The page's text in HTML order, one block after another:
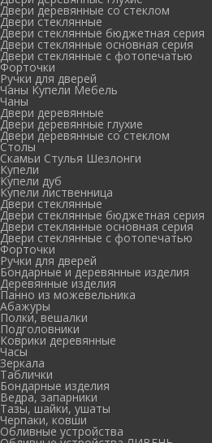
Двери деревянные со стеклом
Двери стеклянные
Двери стеклянные бюджетная серия
Двери стеклянные основная серия
Двери стеклянные с фотопечатью
Форточки
Ручки для дверей
Чаны Купели Мебель
Чаны
Двери деревянные
Двери деревянные глухие
Двери деревянные со стеклом
Столы
Скамьи Стулья Шезлонги
Купели
Купели дуб
Купели лиственница
Двери стеклянные
Двери стеклянные бюджетная серия
Двери стеклянные основная серия
Двери стеклянные с фотопечатью
Форточки
Ручки для дверей
Бондарные и деревянные изделия
Деревянные изделия
Панно из можевельника
Абажуры
Полки, вешалки
Подголовники
Коврики деревянные
Часы
Зеркала
Таблички
Бондарные изделия
Ведра, запарники
Тазы, шайки, ушаты
Черпаки, ковши
Обливные устройства